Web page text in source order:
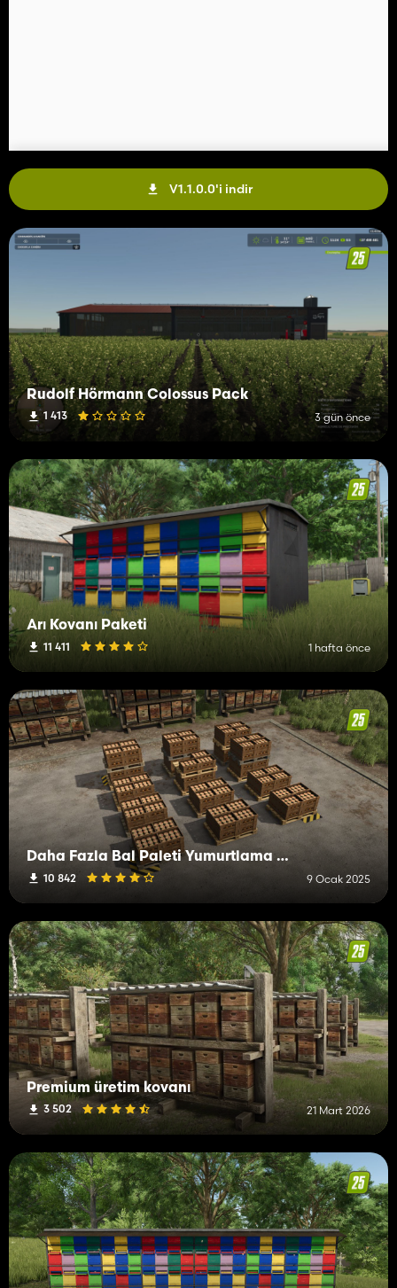
V1.1.0.0'i indir
Rudolf Hörmann Colossus Pack
1 413 3 gün önce
Arı Kovanı Paketi
11 411 1 hafta önce
Daha Fazla Bal Paleti Yumurtlama Seçenekleri
10 842 9 Ocak 2025
Premium üretim kovanı
3 502 21 Mart 2026